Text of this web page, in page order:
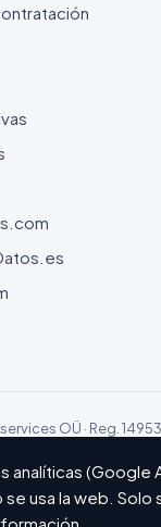
OÜ · Reg.
cookiesHecho con ❤
analíticas (Google
usa la web. Solo